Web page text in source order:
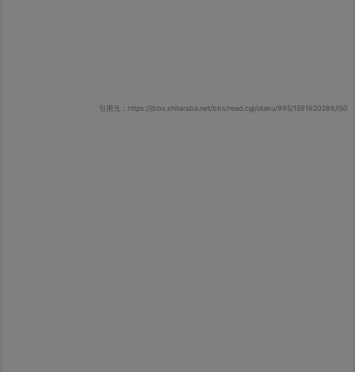
引用元：https://jbbs.shitaraba.net/bbs/read.cgi/otaku/995/1591620286/l50